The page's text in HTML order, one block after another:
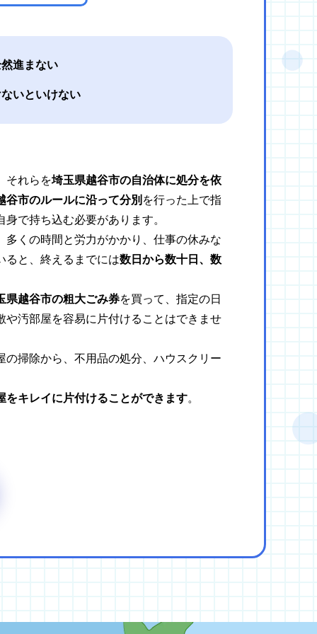
進まない
いといけない
それらを埼玉県越谷市の自治体に処分を依
谷市のルールに沿って分別 を行った上で指
で持ち込む必要があります。
くの時間と労力がかかり、仕事の休みな
ると、終えるまでには数日から数十日、数
県越谷市の粗大ごみ券を買って、指定の日
汚部屋を容易に片付けることはできませ
掃除から、不用品の処分、ハウスクリー
をキレイに片付けることができます。